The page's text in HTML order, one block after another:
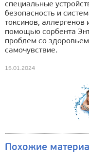
специальные
безопасность и
токсинов, аллергенов
помощью сорбента
проблем со
самочувствие.
15.01.2024
Похожие